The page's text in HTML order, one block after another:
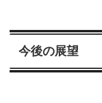
今後の展望